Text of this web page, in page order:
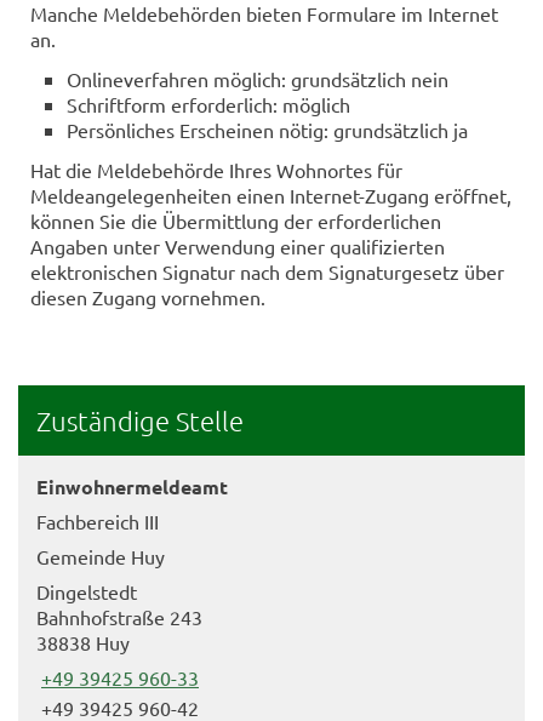
Manche Meldebehörden bieten Formulare im Internet
an.
Onlineverfahren möglich: grundsätzlich nein
Schriftform erforderlich: möglich
Persönliches Erscheinen nötig: grundsätzlich ja
Hat die Meldebehörde Ihres Wohnortes für
Meldeangelegenheiten einen Internet-Zugang eröffnet,
können Sie die Übermittlung der erforderlichen
Angaben unter Verwendung einer qualifizierten
elektronischen Signatur nach dem Signaturgesetz über
diesen Zugang vornehmen.
Zuständige Stelle
Einwohnermeldeamt
Fachbereich III
Gemeinde Huy
Dingelstedt
Bahnhofstraße 243
38838 Huy
+49 39425 960-33
+49 39425 960-42